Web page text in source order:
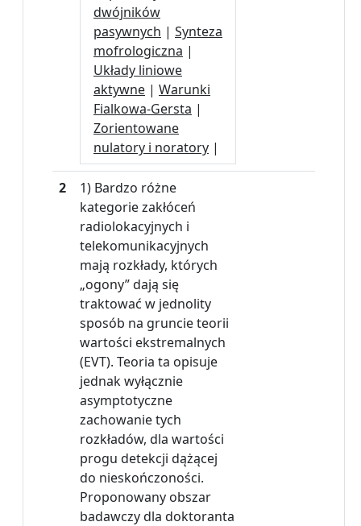
dwójników
pasywnych | Synteza
mofrologiczna |
Układy liniowe
aktywne | Warunki
Fialkowa-Gersta |
Zorientowane
nulatory i noratory |
2
1) Bardzo różne
kategorie zakłóceń
radiolokacyjnych i
telekomunikacyjnych
mają rozkłady, których
„ogony” dają się
traktować w jednolity
sposób na gruncie teorii
wartości ekstremalnych
(EVT). Teoria ta opisuje
jednak wyłącznie
asymptotyczne
zachowanie tych
rozkładów, dla wartości
progu detekcji dążącej
do nieskończoności.
Proponowany obszar
badawczy dla doktoranta